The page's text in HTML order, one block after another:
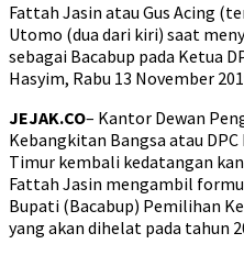
Fattah Jasin atau Gus Acing
Utomo (dua dari kiri) saat
sebagai Bacabup pada Ketua
Hasyim, Rabu 13 November
JEJAK.CO– Kantor Dewan
Kebangkitan Bangsa atau DPC
Timur kembali kedatangan
Fattah Jasin mengambil
Bupati (Bacabup) Pemilihan
yang akan dihelat pada tahun